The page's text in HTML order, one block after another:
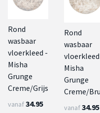
Rond
wasbaar
vloerkleed -
Misha
Grunge
Creme/Grijs
vanaf34.95
Rond
wasbaar
Misha
Grunge
Creme/
vanaf34.95